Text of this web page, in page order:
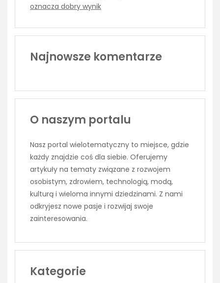
oznacza dobry wynik
Najnowsze komentarze
O naszym portalu
Nasz portal wielotematyczny to miejsce, gdzie
każdy znajdzie coś dla siebie. Oferujemy
artykuły na tematy związane z rozwojem
osobistym, zdrowiem, technologią, modą,
kulturą i wieloma innymi dziedzinami. Z nami
odkryjesz nowe pasje i rozwijaj swoje
zainteresowania.
Kategorie